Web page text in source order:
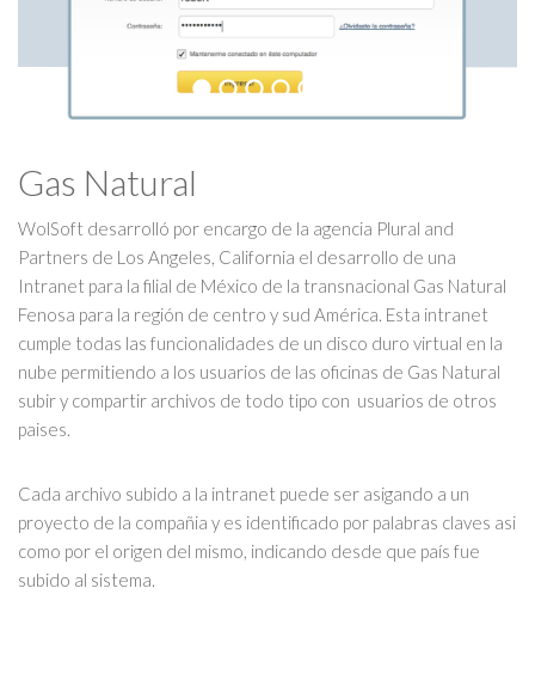
Gas Natural
WolSoft desarrolló por encargo de la agencia Plural and
Partners de Los Angeles, California el desarrollo de una
Intranet para la filial de México de la transnacional Gas Natural
Fenosa para la región de centro y sud América. Esta intranet
cumple todas las funcionalidades de un disco duro virtual en la
nube permitiendo a los usuarios de las oficinas de Gas Natural
subir y compartir archivos de todo tipo con usuarios de otros
paises.
Cada archivo subido a la intranet puede ser asigando a un
proyecto de la compañia y es identificado por palabras claves asi
como por el origen del mismo, indicando desde que país fue
subido al sistema.